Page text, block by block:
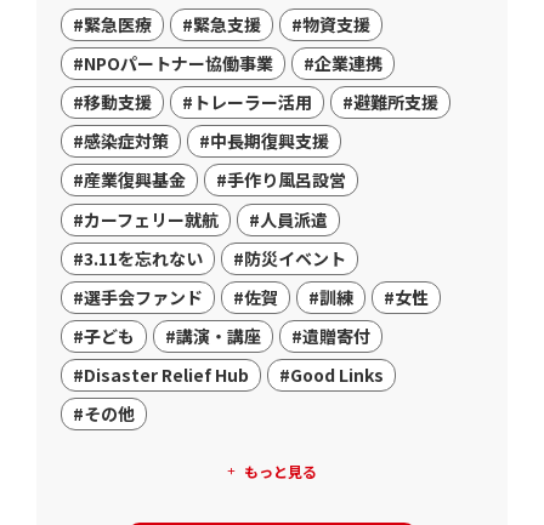
#緊急医療 #緊急支援
#物資支援
#NPOパートナー協働事業
#企業連携
#移動支援
#トレーラー活用
#避難所支援
#感染症対策
#中長期復興支援
#産業復興基金
#手作り風呂設営
#カーフェリー就航
#人員派遣
#3.11を忘れない
#防災イベント
#選手会ファンド
#佐賀 #訓練
#女性
#子ども
#講演・講座
#遺贈寄付
#Disaster Relief Hub
#Good Links
#その他
もっと見る